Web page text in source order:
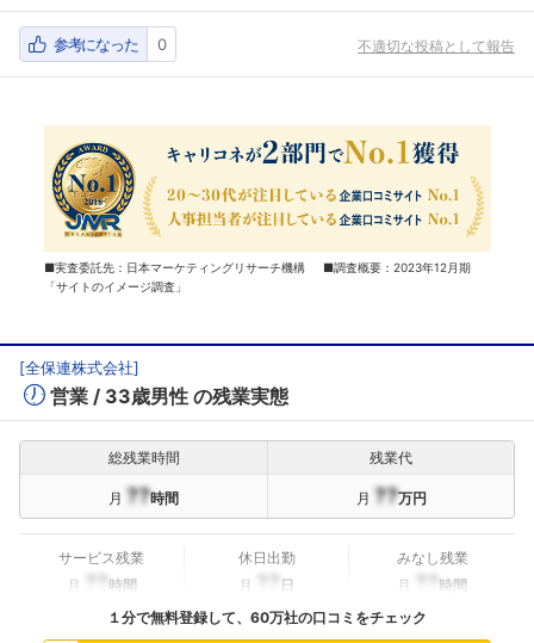
参考になった 0 不適切な投稿として報告
■実査委託先：日本マーケティングリサーチ機構 ■調査概要：2023年12月期
「サイトのイメージ調査」
[全保連株式会社]
営業 33歳男性 の残業実態
総残業時間 残業代
月 ??時間 月 ??万円
サービス残業
月
?? 時間
休日出勤
月
?? 日
みなし残業
月
?? 時間
１分で無料登録して、60万社の口コミをチェック